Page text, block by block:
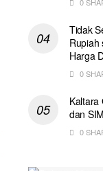
Tidak
Rupiah
Harga
0
Kaltara
dan
0